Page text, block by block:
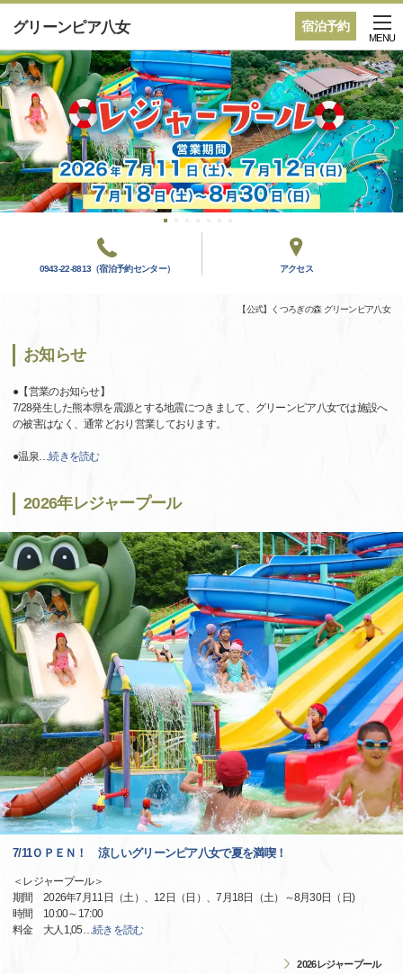
宿泊予約
グリーンピア八女
MENU
0943-22-8813（宿泊予約センター） アクセス
【公式】くつろぎの森 グリーンピア八女
お知らせ
●【営業のお知らせ】
7/28発生した熊本県を震源とする地震につきまして、グリーンピア八女では施設へ
の被害はなく、通常どおり営業しております。
●温泉…続きを読む
2026年レジャープール
7/11ＯＰＥＮ！ 涼しいグリーンピア八女で夏を満喫！
＜レジャープール＞
期間 2026年7月11日（土）、12日（日）、7月18日（土）～8月30日（日)
時間 10:00～17:00
料金 大人1,05…続きを読む
2026レジャープール